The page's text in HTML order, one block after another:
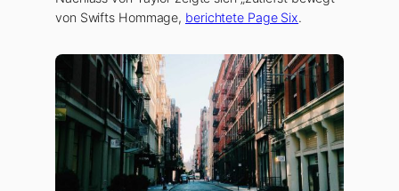
von Swifts Hommage, berichtete Page Six.